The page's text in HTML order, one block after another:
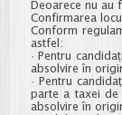
Deoarece nu
Confirmarea
Conform
astfel:
· Pentru
absolvire în
· Pentru
parte a taxei de
absolvire în